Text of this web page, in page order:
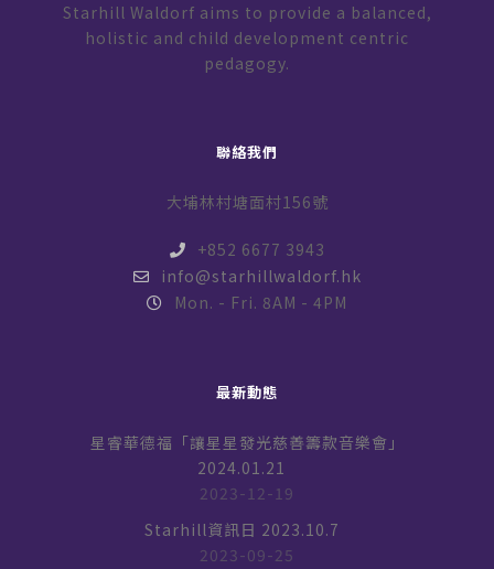
Starhill Waldorf aims to provide a balanced,
holistic and child development centric
pedagogy.
聯絡我們
大埔林村塘面村156號
+852 6677 3943
info@starhillwaldorf.hk
Mon. - Fri. 8AM - 4PM
最新動態
星睿華德福「讓星星發光慈善籌款音樂會」
2024.01.21
2023-12-19
Starhill資訊日 2023.10.7
2023-09-25